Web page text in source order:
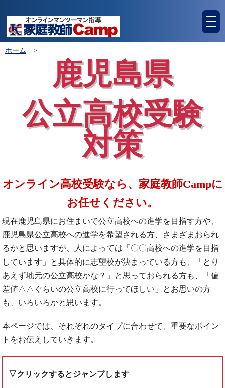
ホーム >
鹿児島県
公立高校受験
対策
オンライン高校受験なら、家庭教師Campに
お任せください。
現在鹿児島県にお住まいで公立高校への進学を目指す方や、
鹿児島県公立高校への進学を希望される方、さまざまおられ
るかと思いますが、人によっては「〇〇高校への進学を目指
しています」と具体的に志望校が決まっている方も、「とり
あえず地元の公立高校かな？」と思っておられる方も、「偏
差値△△ぐらいの公立高校に行ってほしい」とお思いの方
も、いろいろかと思います。
本ページでは、それぞれのタイプに合わせて、重要なポイン
トをお伝えしていきます。
▽クリックするとジャンプします